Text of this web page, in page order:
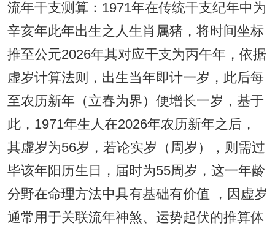
流年干支测算：1971年在传统干支纪年中为
辛亥年此年出生之人生肖属猪，将时间坐标
推至公元2026年其对应干支为丙午年，依据
虚岁计算法则，出生当年即计一岁，此后每
至农历新年（立春为界）便增长一岁，基于
此，1971年生人在2026年农历新年之后，
其虚岁为56岁，若论实岁（周岁），则需过
毕该年阳历生日，届时为55周岁，这一年龄
分野在命理方法中具有基础有价值 ，因虚岁
通常用于关联流年神煞、运势起伏的推算体